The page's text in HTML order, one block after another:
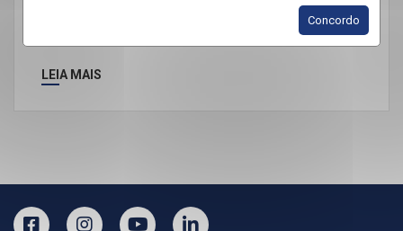
Concordo
LEIA MAIS